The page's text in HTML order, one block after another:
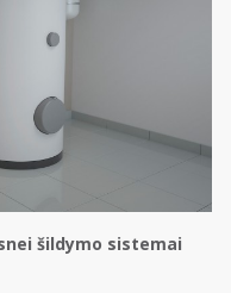
šildymo sistemai